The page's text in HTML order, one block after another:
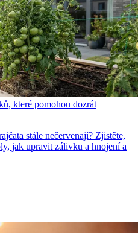
které pomohou dozrát
stále nečervenají? Zjistěte,
jak upravit zálivku a hnojení a